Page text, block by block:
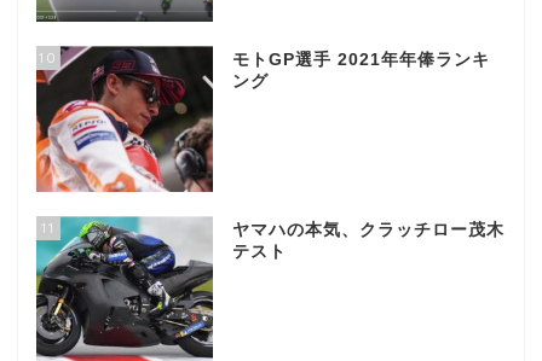
10
モトGP選手 2021年年俸ランキ
ング
11
ヤマハの本気、クラッチロー茂木
テスト